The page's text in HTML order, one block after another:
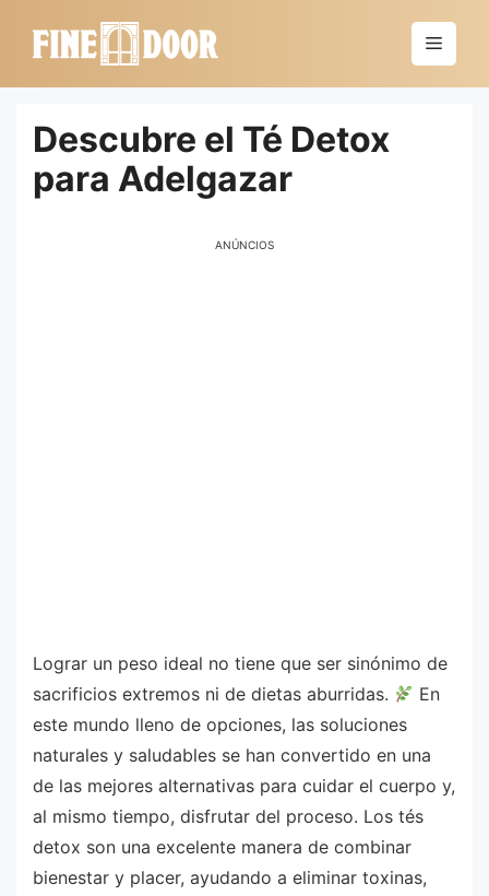
Menú
Descubre el Té Detox
para Adelgazar
ANÚNCIOS
Lograr un peso ideal no tiene que ser sinónimo de
sacrificios extremos ni de dietas aburridas.
En
este mundo lleno de opciones, las soluciones
naturales y saludables se han convertido en una
de las mejores alternativas para cuidar el cuerpo y,
al mismo tiempo, disfrutar del proceso. Los tés
detox son una excelente manera de combinar
bienestar y placer, ayudando a eliminar toxinas,